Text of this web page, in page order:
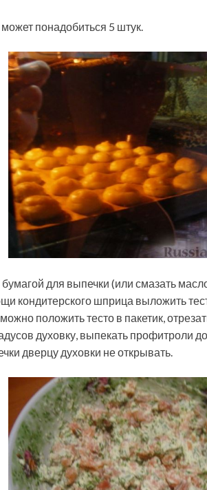
понадобиться 5 штук.
для выпечки (или смазать
кондитерского шприца выложить
положить тесто в пакетик,
духовку, выпекать профитроли
дверцу духовки не открывать.